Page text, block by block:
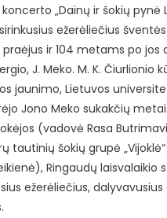
„Dainų ir šokių
ežerėliečius
ir 104 metams po jos
J. Meko. M. K.
jaunimo, Lietuvos
Jono Meko sukakčių
(vadovė Rasa
tautinių šokių grupė
Ringaudų
ežerėliečius,